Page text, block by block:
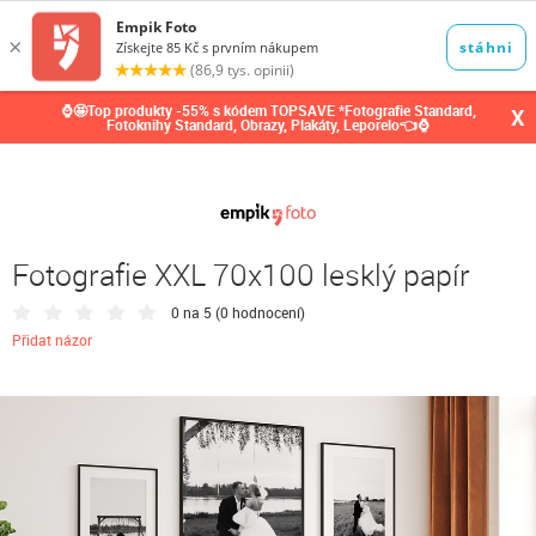
⌚🤩Top produkty -55% s kódem TOPSAVE *Fotografie Standard,
Fotoknihy Standard, Obrazy, Plakáty, Leporelo👈⌚ X
Fotografie XXL 70x100 lesklý papír
0 na 5 (0 hodnocení)
Přidat názor